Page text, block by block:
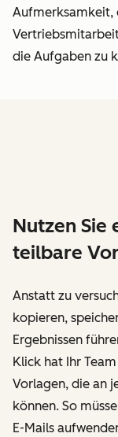
Aufmerksamkeit,
die Aufgaben zu
Nutzen Sie
teilbare
Anstatt zu
kopieren,
Ergebnissen
Klick hat Ihr
Vorlagen, die an
können. So
E-Mails